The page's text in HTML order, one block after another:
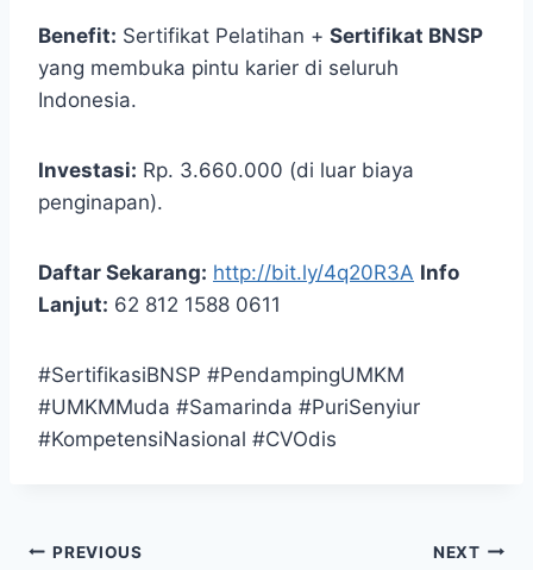
Benefit: Sertifikat Pelatihan + Sertifikat BNSP
yang membuka pintu karier di seluruh
Indonesia.
Investasi: Rp. 3.660.000 (di luar biaya
penginapan).
Daftar Sekarang: http://bit.ly/4q20R3A Info
Lanjut: 62 812 1588 0611
#SertifikasiBNSP #PendampingUMKM
#UMKMMuda #Samarinda #PuriSenyiur
#KompetensiNasional #CVOdis
Post
PREVIOUS NEXT